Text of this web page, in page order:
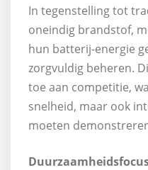
In tegenstelling tot
oneindig brandstof,
hun batterij-energie
zorgvuldig beheren.
toe aan competitie,
snelheid, maar ook
moeten